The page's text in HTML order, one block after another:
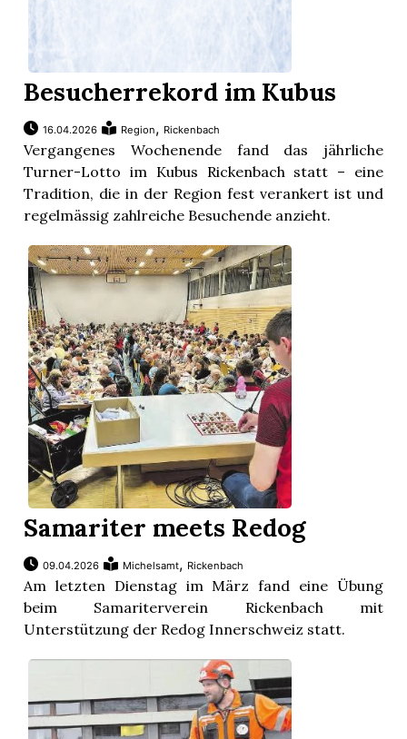
Besucherrekord im Kubus
16.04.2026 Region, Rickenbach
Vergangenes Wochenende fand das jährliche
Turner-Lotto im Kubus Rickenbach statt – eine
Tradition, die in der Region fest verankert ist und
regelmässig zahlreiche Besuchende anzieht.
Samariter meets Redog
09.04.2026 Michelsamt, Rickenbach
Am letzten Dienstag im März fand eine Übung
beim Samariterverein Rickenbach mit
Unterstützung der Redog Innerschweiz statt.